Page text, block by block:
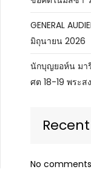
GENERAL
มิถุนายน 2026
นักบุญยอห์น มา
ศต 18-19 พระ
No